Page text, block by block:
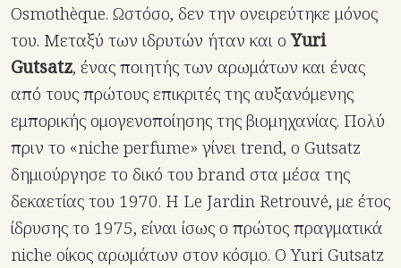
Osmothèque. Ωστόσο, δεν την ονειρεύτηκε μόνος
του. Μεταξύ των ιδρυτών ήταν και οYuri
Gutsatz, ένας ποιητής των αρωμάτων και ένας
από τους πρώτους επικριτές της αυξανόμενης
εμπορικής ομογενοποίησης της βιομηχανίας. Πολύ
πριν το «niche perfume» γίνει trend, ο Gutsatz
δημιούργησε το δικό του brand στα μέσα της
δεκαετίας του 1970. H Le Jardin Retrouvé, με έτος
ίδρυσης το 1975, είναι ίσως ο πρώτος πραγματικά
niche οίκος αρωμάτων στον κόσμο. Ο Yuri Gutsatz